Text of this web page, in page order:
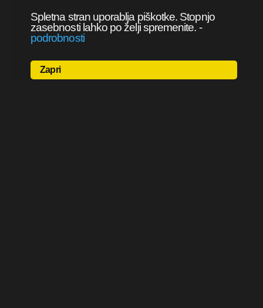
Spletna stran uporablja piškotke. Stopnjo
zasebnosti lahko po želji spremenite. -
podrobnosti
Zapri